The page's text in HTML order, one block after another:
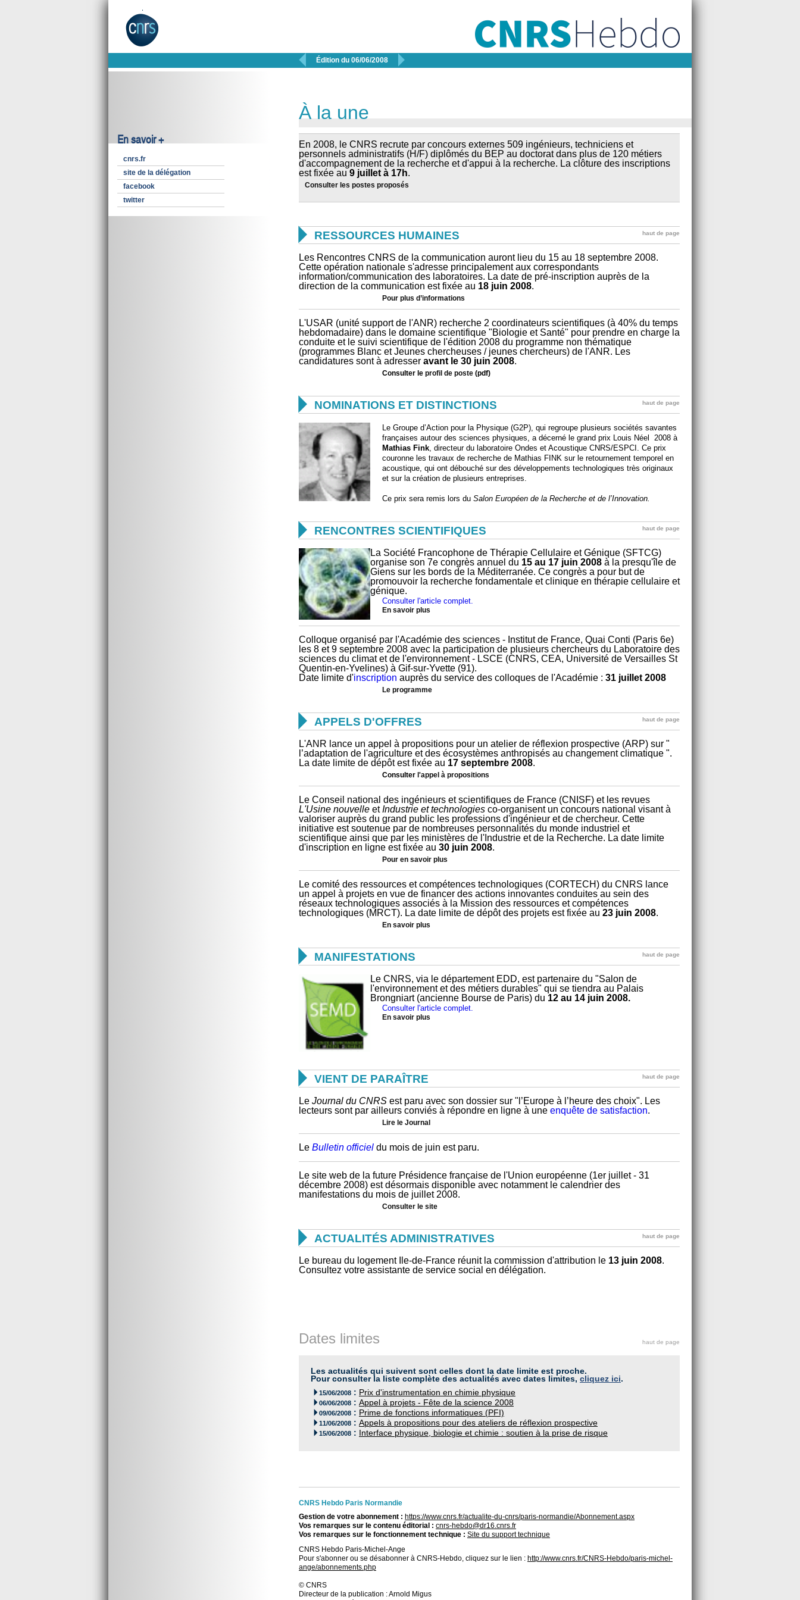
 Édition du 06/06/2008 
En savoir +
cnrs.fr
site de la délégation
facebook
twitter
À la une
En 2008, le CNRS recrute par concours externes 509 ingénieurs, techniciens et
personnels administratifs (H/F) diplômés du BEP au doctorat dans plus de 120 métiers
d'accompagnement de la recherche et d'appui à la recherche. La clôture des inscriptions
est fixée au 9 juillet à 17h.
Consulter les postes proposés
 RESSOURCES HUMAINES haut de page
Les Rencontres CNRS de la communication auront lieu du 15 au 18 septembre 2008.
Cette opération nationale s'adresse principalement aux correspondants
information/communication des laboratoires. La date de pré-inscription auprès de la
direction de la communication est fixée au 18 juin 2008.
Pour plus d’informations
L'USAR (unité support de l'ANR) recherche 2 coordinateurs scientifiques (à 40% du temps
hebdomadaire) dans le domaine scientifique "Biologie et Santé" pour prendre en charge la
conduite et le suivi scientifique de l'édition 2008 du programme non thématique
(programmes Blanc et Jeunes chercheuses / jeunes chercheurs) de l'ANR. Les
candidatures sont à adresser avant le 30 juin 2008.
Consulter le profil de poste (pdf)
 NOMINATIONS ET DISTINCTIONS haut de page
Le Groupe d’Action pour la Physique (G2P), qui regroupe plusieurs sociétés savantes
françaises autour des sciences physiques, a décerné le grand prix Louis Néel 2008 à
Mathias Fink, directeur du laboratoire Ondes et Acoustique CNRS/ESPCI. Ce prix
couronne les travaux de recherche de Mathias FINK sur le retournement temporel en
acoustique, qui ont débouché sur des développements technologiques très originaux
et sur la création de plusieurs entreprises.
Ce prix sera remis lors du Salon Européen de la Recherche et de l’Innovation.
 RENCONTRES SCIENTIFIQUES haut de page
La Société Francophone de Thérapie Cellulaire et Génique (SFTCG)
organise son 7e congrès annuel du 15 au 17 juin 2008 à la presqu'île de
Giens sur les bords de la Méditerranée. Ce congrès a pour but de
promouvoir la recherche fondamentale et clinique en thérapie cellulaire et
génique.
Consulter l'article complet.
En savoir plus
Colloque organisé par l'Académie des sciences - Institut de France, Quai Conti (Paris 6e)
les 8 et 9 septembre 2008 avec la participation de plusieurs chercheurs du Laboratoire des
sciences du climat et de l'environnement - LSCE (CNRS, CEA, Université de Versailles St
Quentin-en-Yvelines) à Gif-sur-Yvette (91).
Date limite d'inscription auprès du service des colloques de l'Académie : 31 juillet 2008
Le programme
 APPELS D'OFFRES haut de page
L'ANR lance un appel à propositions pour un atelier de réflexion prospective (ARP) sur "
l’adaptation de l'agriculture et des écosystèmes anthropisés au changement climatique ".
La date limite de dépôt est fixée au 17 septembre 2008.
Consulter l'appel à propositions
Le Conseil national des ingénieurs et scientifiques de France (CNISF) et les revues
L'Usine nouvelle etIndustrie et technologies co-organisent un concours national visant à
valoriser auprès du grand public les professions d'ingénieur et de chercheur. Cette
initiative est soutenue par de nombreuses personnalités du monde industriel et
scientifique ainsi que par les ministères de l'Industrie et de la Recherche. La date limite
d'inscription en ligne est fixée au 30 juin 2008.
Pour en savoir plus
Le comité des ressources et compétences technologiques (CORTECH) du CNRS lance
un appel à projets en vue de financer des actions innovantes conduites au sein des
réseaux technologiques associés à la Mission des ressources et compétences
technologiques (MRCT). La date limite de dépôt des projets est fixée au 23 juin 2008.
En savoir plus
 MANIFESTATIONS haut de page
Le CNRS, via le département EDD, est partenaire du "Salon de
l'environnement et des métiers durables" qui se tiendra au Palais
Brongniart (ancienne Bourse de Paris) du 12 au 14 juin 2008.
Consulter l'article complet.
En savoir plus
 VIENT DE PARAÎTRE haut de page
Le Journal du CNRS est paru avec son dossier sur "l’Europe à l’heure des choix". Les
lecteurs sont par ailleurs conviés à répondre en ligne à une enquête de satisfaction.
Lire le Journal
Le Bulletin officiel du mois de juin est paru.
Le site web de la future Présidence française de l'Union européenne (1er juillet - 31
décembre 2008) est désormais disponible avec notamment le calendrier des
manifestations du mois de juillet 2008.
Consulter le site
 ACTUALITÉS ADMINISTRATIVES haut de page
Le bureau du logement Ile-de-France réunit la commission d'attribution le 13 juin 2008.
Consultez votre assistante de service social en délégation.
Dates limites haut de page
Les actualités qui suivent sont celles dont la date limite est proche.
Pour consulter la liste complète des actualités avec dates limites, cliquez ici.
15/06/2008 : Prix d'instrumentation en chimie physique
06/06/2008 : Appel à projets - Fête de la science 2008
09/06/2008 : Prime de fonctions informatiques (PFI)
11/06/2008 : Appels à propositions pour des ateliers de réflexion prospective
15/06/2008 : Interface physique, biologie et chimie : soutien à la prise de risque
CNRS Hebdo Paris Normandie
Gestion de votre abonnement : https://www.cnrs.fr/actualite-du-cnrs/paris-normandie/Abonnement.aspx
Vos remarques sur le contenu éditorial : cnrs-hebdo@dr16.cnrs.fr
Vos remarques sur le fonctionnement technique : Site du support technique
CNRS Hebdo Paris-Michel-Ange
Pour s'abonner ou se désabonner à CNRS-Hebdo, cliquez sur le lien : http://www.cnrs.fr/CNRS-Hebdo/paris-michel-
ange/abonnements.php
© CNRS
Directeur de la publication : Arnold Migus